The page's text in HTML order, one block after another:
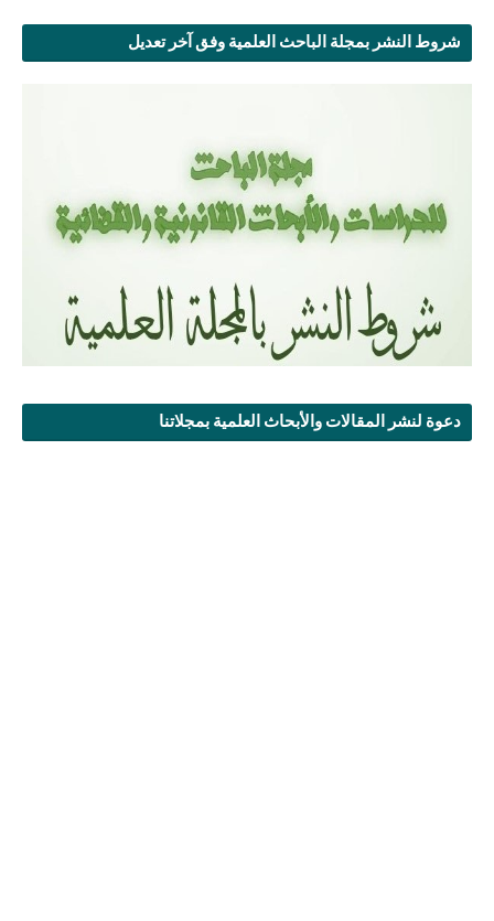
شروط النشر بمجلة الباحث العلمية وفق آخر تعديل
دعوة لنشر المقالات والأبحاث العلمية بمجلاتنا